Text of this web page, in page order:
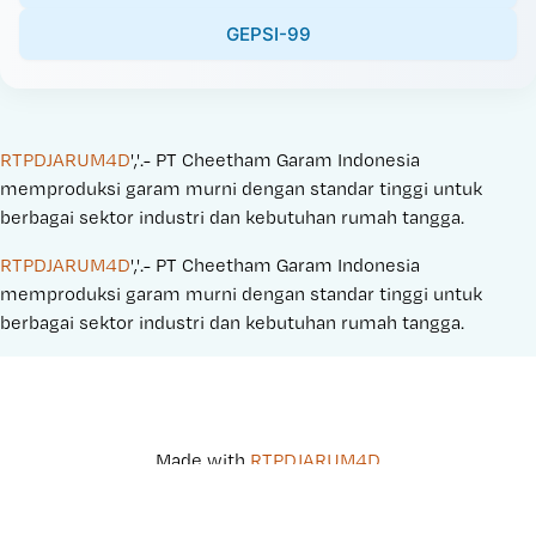
GEPSI-99
RTPDJARUM4D','.- PT Cheetham Garam Indonesia
memproduksi garam murni dengan standar tinggi untuk
berbagai sektor industri dan kebutuhan rumah tangga.
RTPDJARUM4D','.- PT Cheetham Garam Indonesia
memproduksi garam murni dengan standar tinggi untuk
berbagai sektor industri dan kebutuhan rumah tangga.
Made with RTPDJARUM4D